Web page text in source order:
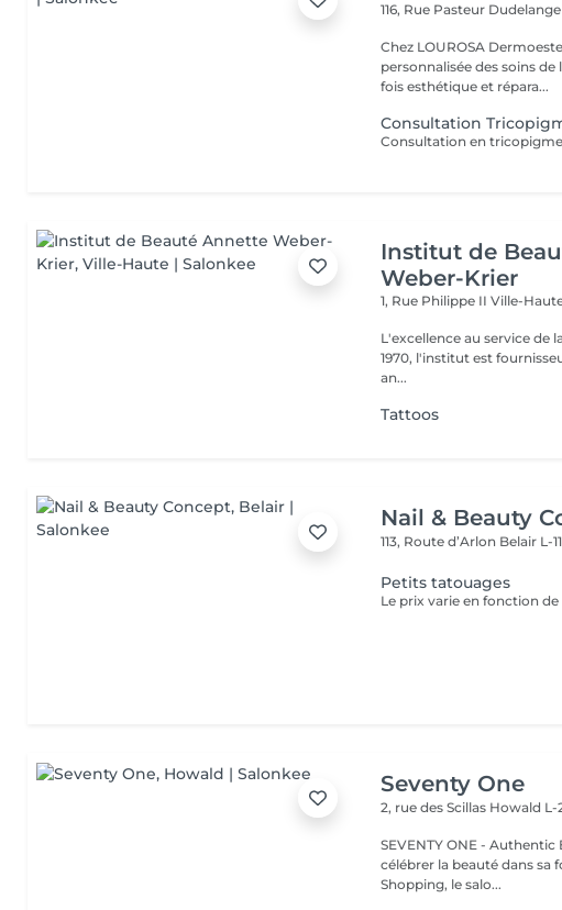
116, Rue Pasteur
Chez LOUROSA
personnalisée des soins
fois esthétique et répara...
Consultation
Institut de
Weber-Krier
1, Rue Philippe IIVille-
L'excellence au service de la beauté! Situé en plein
1970, l'institut est
an...
Tattoos
Nail & Beauty
113, Route d’Arlon Belair L-
Petits tatouages
Le prix varie en fonction de
Seventy One
2, rue des Scillas Howald L-
SEVENTY ONE -
célébrer la beauté dans sa
Shopping, le salo...